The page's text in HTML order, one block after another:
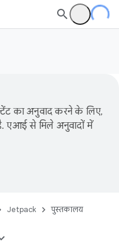
का अनुवाद करने के लिए,
एआई से मिले अनुवादों में
Jetpack पुस्तकालय